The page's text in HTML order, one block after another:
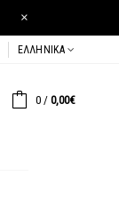
×
ΕΛΛΗΝΙΚΆ
0 / 0,00€